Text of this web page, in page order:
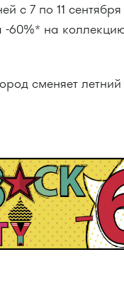
с 7 по 11
-60%* на
сменяет